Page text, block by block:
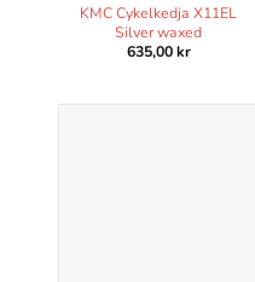
KMC Cykelkedja X11EL
Silver waxed
635,00kr